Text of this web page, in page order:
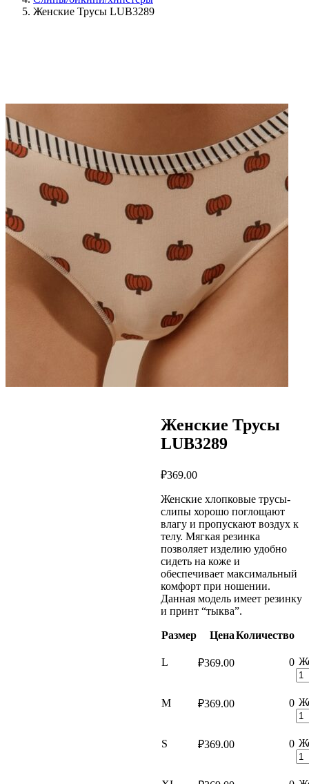
Женские Трусы LUB3289
Женские Трусы
LUB3289
₽369.00
Женские хлопковые трусы-
слипы хорошо поглощают
влагу и пропускают воздух к
телу. Мягкая резинка
позволяет изделию удобно
сидеть на коже и
обеспечивает максимальный
комфорт при ношении.
Данная модель имеет резинку
и принт “тыква”.
Размер ЦенаКоличество
L ₽369.00 0
M ₽369.00 0
S ₽369.00 0